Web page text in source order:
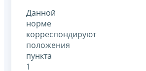
Данной
норме
корреспондируют
положения
пункта
1